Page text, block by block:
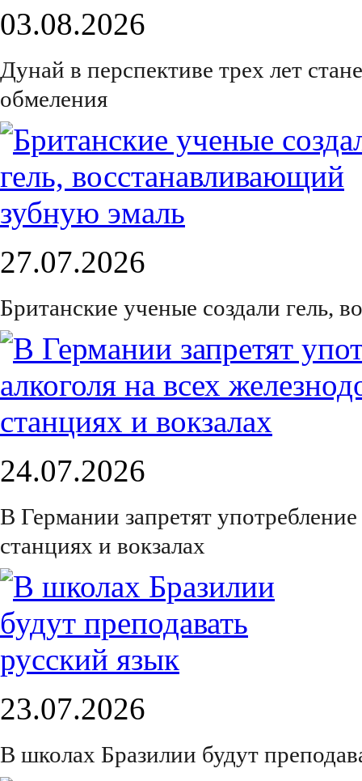
03.08.2026
Дунай в перспективе трех лет
обмеления
27.07.2026
Британские ученые создали гель,
24.07.2026
В Германии запретят
станциях и вокзалах
23.07.2026
В школах Бразилии будут